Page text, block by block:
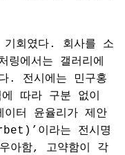
회였다. 회사를 소
에서는 갤러리에
. 전시에는 민구홍
따라 구분 없이
터 윤율리가 제안
이라는 전시명
아함, 고약함이 각